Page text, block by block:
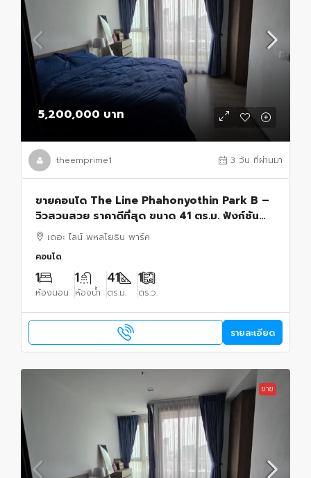
5,200,000 บาท
theemprime1 3 วัน ที่ผ่านมา
ขายคอนโด The Line Phahonyothin Park B –
วิวสวนสวย ราคาดีที่สุด ขนาด 41 ตร.ม. ฟังก์ชัน
ลงตัว ใช้สอยพื้นที่ได้เต็มที่1 ห้องนอน 1 ห้องน้ำ
เดอะ ไลน์ พหลโยธิน พาร์ค
คอนโด
1
ห้องนอน
1
ห้องน้ำ
41
ตร.ม.
1
ตร.ว.
รายละเอียด
ขาย